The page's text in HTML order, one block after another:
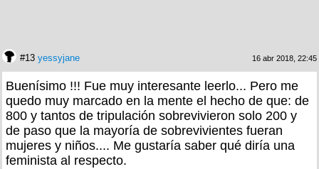
#13 yessyjane 16 abr 2018, 22:45
Buenísimo !!! Fue muy interesante leerlo... Pero me
quedo muy marcado en la mente el hecho de que: de
800 y tantos de tripulación sobrevivieron solo 200 y
de paso que la mayoría de sobrevivientes fueran
mujeres y niños.... Me gustaría saber qué diría una
feminista al respecto.